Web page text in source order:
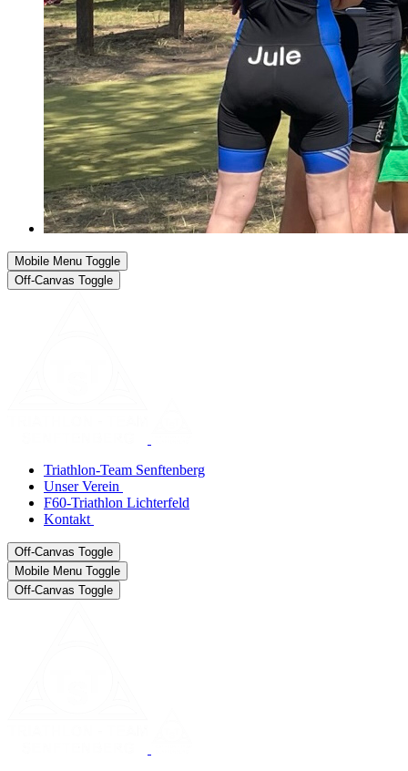
Mobile Menu Toggle
Off-Canvas Toggle
Triathlon-Team Senftenberg
Unser Verein
F60-Triathlon Lichterfeld
Kontakt
Off-Canvas Toggle
Mobile Menu Toggle
Off-Canvas Toggle